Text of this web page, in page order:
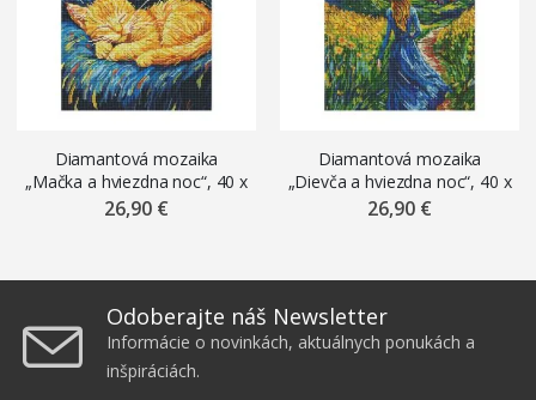
Diamantová mozaika
„Mačka a hviezdna noc“, 40 x
50 cm
26,90 €
Diamantová mozaika
„Dievča a hviezdna noc“, 40 x
50 cm
26,90 €
Odoberajte náš Newsletter
Informácie o novinkách, aktuálnych ponukách a
inšpiráciách.